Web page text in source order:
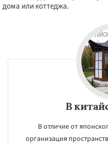
дома или коттеджа.
В
В отличие от
организация